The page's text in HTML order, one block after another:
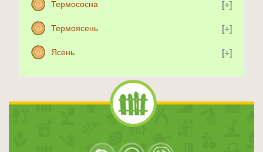
Термососна
Термоясень
Ясень